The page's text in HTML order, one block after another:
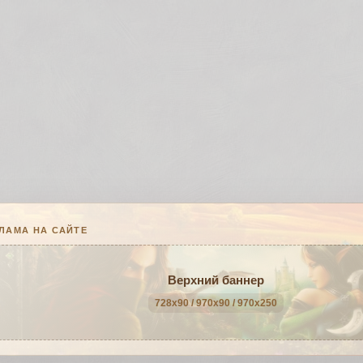
НА САЙТЕ
Верхний баннер
728x90 / 970x90 / 970x250